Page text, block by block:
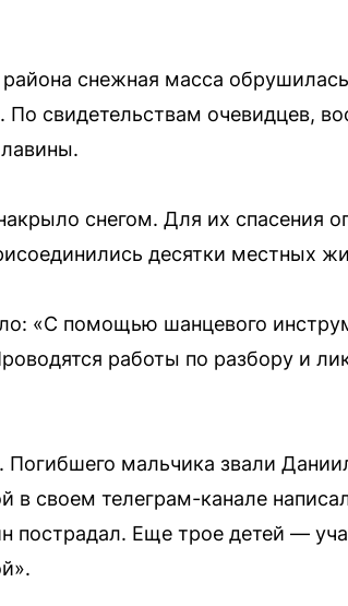
снежная масса
свидетельствам очевидцев,
снегом. Для их спасения
десятки местных
«С помощью шанцевого
работы по разбору и
мальчика звали
в своем телеграм-канале
пострадал. Еще трое детей —